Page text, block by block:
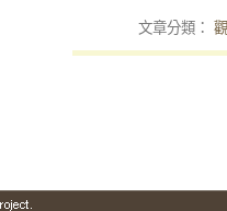
文章分類：